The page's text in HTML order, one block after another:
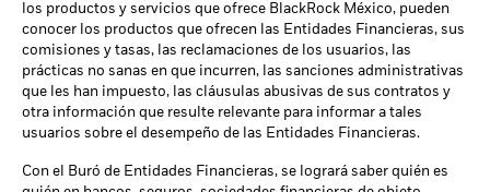
los productos y servicios que ofrece BlackRock México, pueden
conocer los productos que ofrecen las Entidades Financieras, sus
comisiones y tasas, las reclamaciones de los usuarios, las
prácticas no sanas en que incurren, las sanciones administrativas
que les han impuesto, las cláusulas abusivas de sus contratos y
otra información que resulte relevante para informar a tales
usuarios sobre el desempeño de las Entidades Financieras.
Con el Buró de Entidades Financieras, se logrará saber quién es